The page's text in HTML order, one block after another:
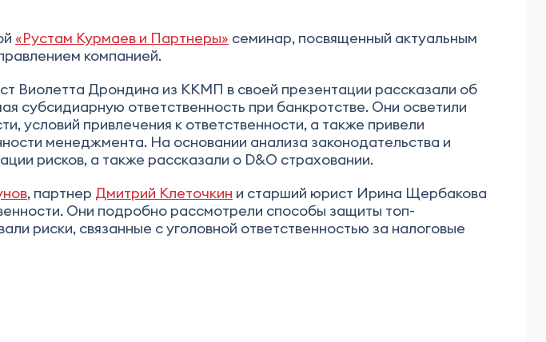
«Рустам Курмаев и Партнеры» семинар, посвященный актуальным
компанией.
Виолетта Дрондина из ККМП в своей презентации рассказали об
субсидиарную ответственность при банкротстве. Они осветили
условий привлечения к ответственности, а также привели
менеджмента. На основании анализа законодательства и
рисков, а также рассказали о D&O страховании.
, партнер Дмитрий Клеточкин и старший юрист Ирина Щербакова
Они подробно рассмотрели способы защиты топ-
риски, связанные с уголовной ответственностью за налоговые